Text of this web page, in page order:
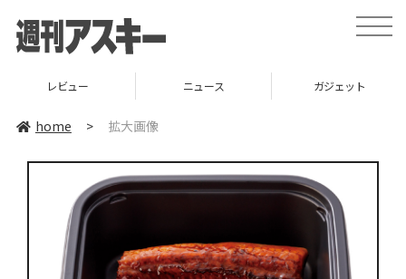
toggle
レビュー ニュース ガジェット
home > 拡大画像